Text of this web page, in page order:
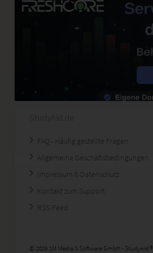
FAQ - Häufig gestellte Fragen
Allgemeine Geschäftsbedingungen
Impressum & Datenschutz
Kontakt zum Support
RSS-Feed
© 2026 1M Media & Software GmbH - StudyAid ®